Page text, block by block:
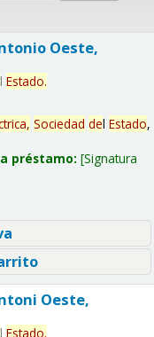
Oeste,
l Estado.
Sociedad del Estado,
préstamo: Signatura
Oeste,
l Estado.